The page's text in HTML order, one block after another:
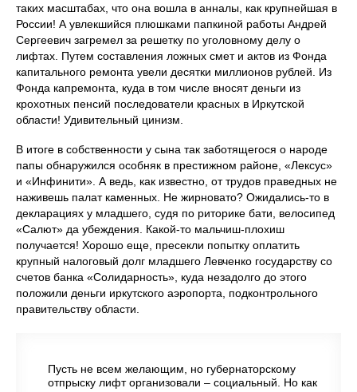
таких масштабах, что она вошла в анналы, как крупнейшая в
России! А увлекшийся плюшками папкиной работы Андрей
Сергеевич загремел за решетку по уголовному делу о
лифтах. Путем составления ложных смет и актов из Фонда
капитального ремонта увели десятки миллионов рублей. Из
Фонда капремонта, куда в том числе вносят деньги из
крохотных пенсий последователи красных в Иркутской
области! Удивительный цинизм.
В итоге в собственности у сына так заботящегося о народе
папы обнаружился особняк в престижном районе, «Лексус»
и «Инфинити». А ведь, как известно, от трудов праведных не
наживешь палат каменных. Не жирновато? Ожидались-то в
декларациях у младшего, судя по риторике бати, велосипед
«Салют» да убеждения. Какой-то мальчиш-плохиш
получается! Хорошо еще, пресекли попытку оплатить
крупный налоговый долг младшего Левченко государству со
счетов банка «Солидарность», куда незадолго до этого
положили деньги иркутского аэропорта, подконтрольного
правительству области.
Пусть не всем желающим, но губернаторскому
отпрыску лифт организовали – социальный. Но как